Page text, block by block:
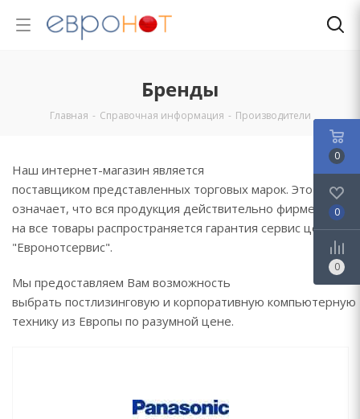
Бренды
Главная - Справочная информация - Производители
Наш интернет-магазин является
поставщиком представленных торговых марок. Это
означает, что вся продукция действительно фирменная,
на все товары распространяется гарантия сервис центра
"Евронотсервис".
Мы предоставляем Вам возможность
выбрать постлизинговую и корпоративную компьютерную
технику из Европы по разумной цене.
0
0
0